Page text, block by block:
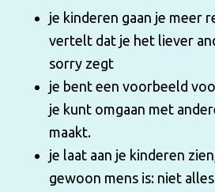
je kinderen gaan je meer
vertelt dat je het liever
sorry zegt
je bent een voorbeeld
je kunt omgaan met
maakt.
je laat aan je kinderen
gewoon mens is: niet